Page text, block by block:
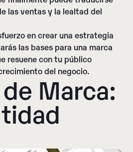
las ventas y la lealtad del
en crear una estrategia
las bases para una marca
resuene con tu público
del negocio.
Marca: